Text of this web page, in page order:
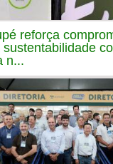
reforça
sustentabilidade
n...